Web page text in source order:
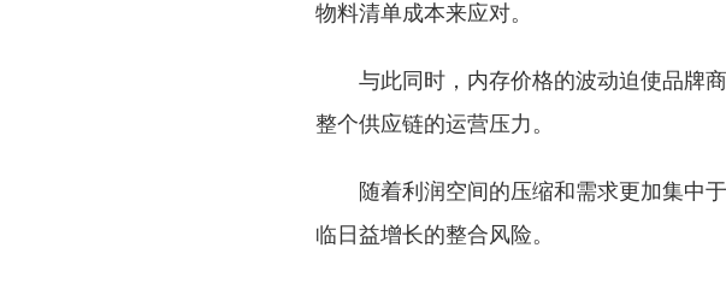
物料清单成本来应对。
与此同时，内存价格的波动迫使品牌
整个供应链的运营压力。
随着利润空间的压缩和需求更加集中
临日益增长的整合风险。